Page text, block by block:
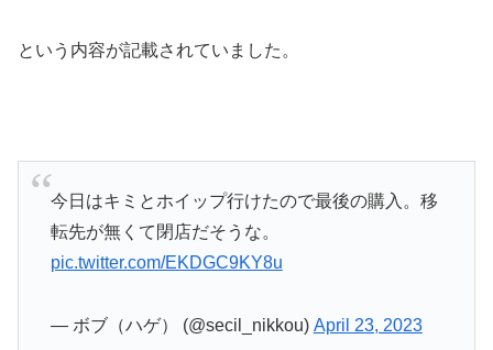
という内容が記載されていました。
今日はキミとホイップ行けたので最後の購入。移
転先が無くて閉店だそうな。
pic.twitter.com/EKDGC9KY8u
— ボブ（ハゲ） (@secil_nikkou) April 23, 2023